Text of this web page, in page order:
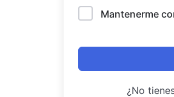
Mantenerme
¿No